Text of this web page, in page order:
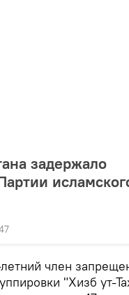
задержало
член
"Хизб ут-